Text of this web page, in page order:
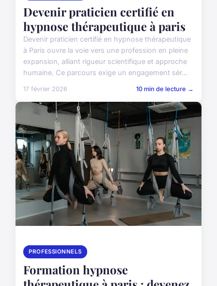
Devenir praticien certifié en
hypnose thérapeutique à paris
Devenir praticien certifié en hypnose thérapeutique
à Paris ouvre la voie vers une profession en pleine
expansion, alliant rigueur scientifique et approche
humaine. Ce parcours exige un engagement sér...
17 février 2026 10 min de lecture →
PROFESSIONNELS
Formation hypnose